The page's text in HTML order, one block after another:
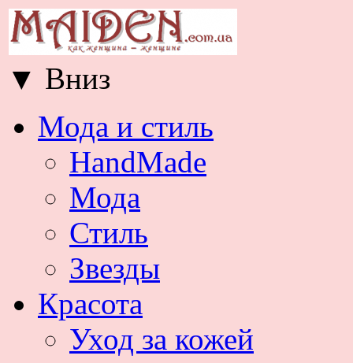
▼ Вниз
Мода и стиль
HandMade
Мода
Стиль
Звезды
Красота
Уход за кожей